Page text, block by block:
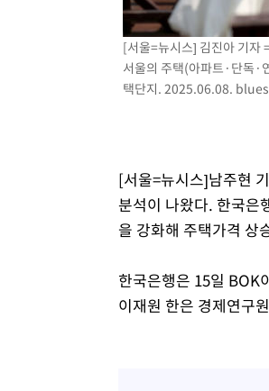
[서울=뉴시스] 김진아 기자
서울의 주택(아파트·단독·
택단지. 2025.06.08.
[서울=뉴시스]남주현
분석이 나왔다. 한국은
을 강화해 주택가격 상
한국은행은 15일 BOK
이재원 한은 경제연구